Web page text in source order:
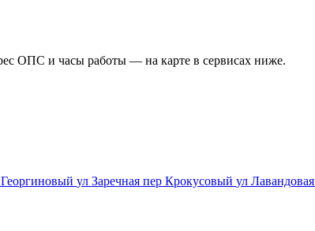
ОПС и часы работы — на карте в сервисах ниже.
ул Заречная пер Крокусовый ул Лавандовая